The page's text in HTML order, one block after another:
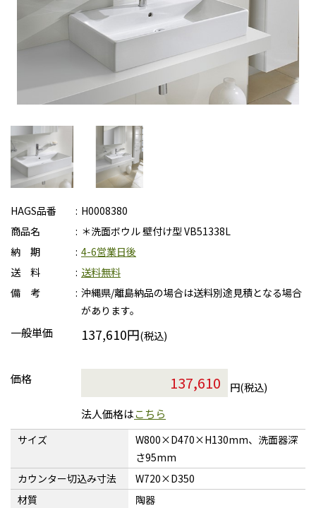
HAGS品番
H0008380
商品名
＊洗面ボウル 壁付け型 VB51338L
納 期
4-6営業日後
送 料
送料無料
備 考
沖縄県/離島納品の場合は送料別途見積となる場合
があります。
一般単価 137,610円(税込)
価格
円(税込)
法人価格はこちら
サイズ
W800×D470×H130mm、洗面器深
さ95mm
カウンター切込み寸法
W720×D350
材質
陶器